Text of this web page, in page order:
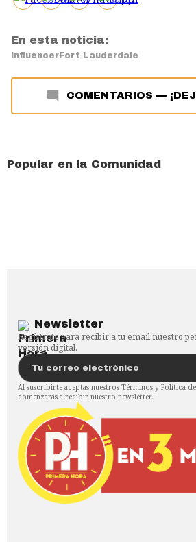
En esta noticia:
influencer Fort Lauderdale
COMENTARIOS —
Popular en la Comunidad
Newsletter
Regístrate para recibir a tu email nuestro
versión digital.
Al suscribirte aceptas nuestros Términos y Política
comenzarás a recibir nuestro newsletter.